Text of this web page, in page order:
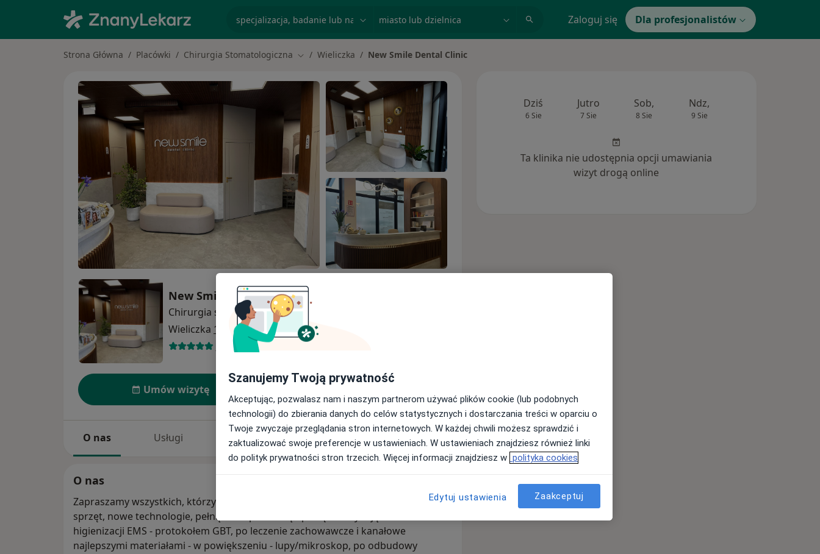
Zaloguj się Dla profesjonalistów
Strona Główna Placówki Chirurgia Stomatologiczna Zmień miasto
Wieliczka New Smile Dental Clinic
New Smile Dental Clinic
Chirurgia stomatologicznawięcej
Wieliczka 1 adres
5 opinii
Umów wizytę
O nas Usługi Specjaliści Adresy Opinie
O nas
Zapraszamy wszystkich, którzy cenią sobie profesjonalizm, najnowocześniejszy
sprzęt, nowe technologie, pełną i kompleksową opiekę - zaczynając od
higienizacji EMS - protokołem GBT, po leczenie zachowawcze i kanałowe
najlepszymi materiałami - w powiększeniu - lupy/mikroskop, po odbudowy
Dziś
6 Sie
Jutro
7 Sie
Sob,
8 Sie
Ndz,
9 Sie
Ta klinika nie udostępnia opcji umawiania
wizyt drogą online
Szanujemy Twoją prywatność
Akceptując, pozwalasz nam i naszym partnerom używać plików cookie (lub podobnych
technologii) do zbierania danych do celów statystycznych i dostarczania treści w oparciu o
Twoje zwyczaje przeglądania stron internetowych. W każdej chwili możesz sprawdzić i
zaktualizować swoje preferencje w ustawieniach. W ustawieniach znajdziesz również linki
do polityk prywatności stron trzecich. Więcej informacji znajdziesz w polityka cookies
Edytuj ustawienia Zaakceptuj